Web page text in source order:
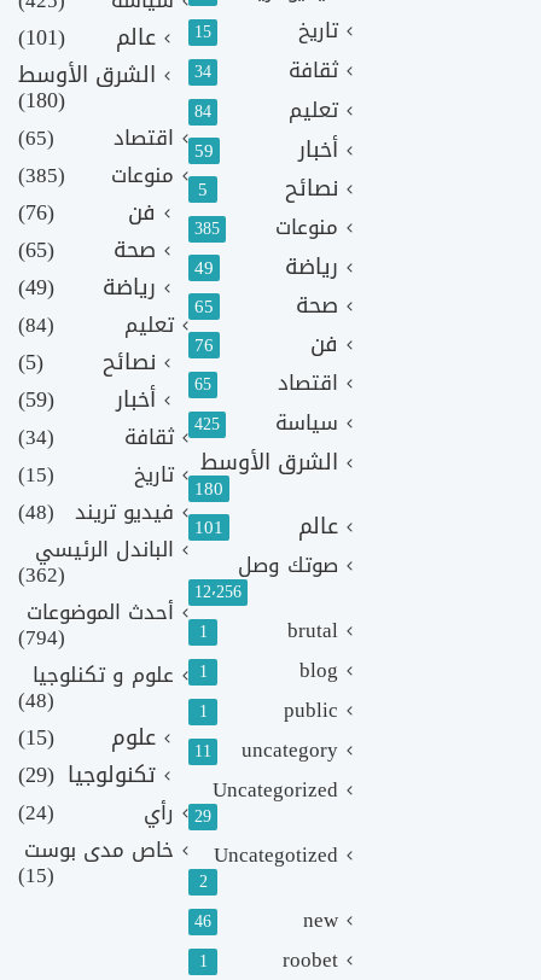
تاريخ 15
ثقافة 34
تعليم 84
أخبار 59
نصائح 5
منوعات 385
رياضة 49
صحة 65
فن 76
اقتصاد 65
سياسة 425
الشرق الأوسط
180
عالم 101
صوتك وصل
12٬256
brutal
1
blog
1
public
1
uncategory
11
Uncategorized
29
Uncategotized
2
new
46
roobet
1
عالم
(101)
الشرق الأوسط
(180)
اقتصاد
(65)
منوعات
(385)
فن
(76)
صحة
(65)
رياضة
(49)
تعليم (84)
نصائح
(5)
أخبار
(59)
ثقافة
(34)
تاريخ
(15)
فيديو تريند (48)
الباندل الرئيسي
(362)
أحدث الموضوعات
(794)
علوم و تكنلوجيا
(48)
علوم
(15)
تكنولوجيا (29)
رأي
(24)
خاص مدى بوست
(15)